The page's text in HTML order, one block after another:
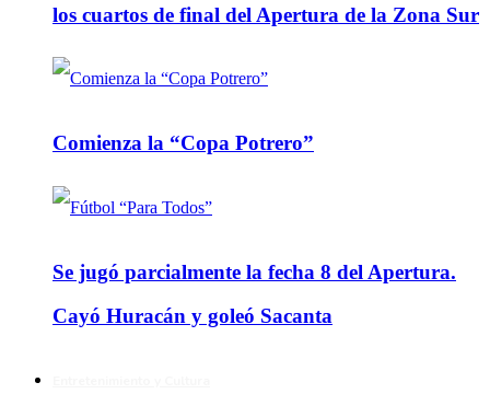
los cuartos de final del Apertura de la Zona Sur
Comienza la “Copa Potrero”
Se jugó parcialmente la fecha 8 del Apertura.
Cayó Huracán y goleó Sacanta